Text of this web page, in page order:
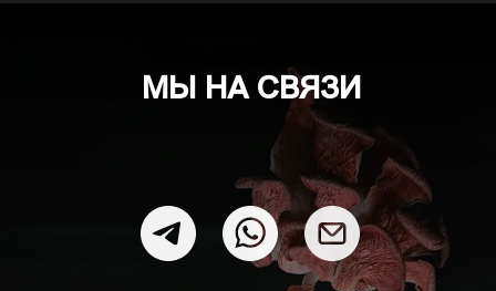
МЫ НА СВЯЗИ